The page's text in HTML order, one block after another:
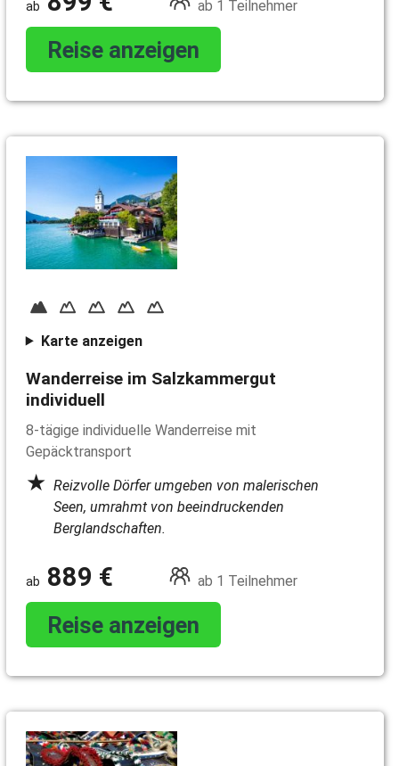
ab 1 Teilnehmer
Reise anzeigen
Karte anzeigen
Wanderreise im Salzkammergut
individuell
8-tägige individuelle Wanderreise mit
Gepäcktransport
Reizvolle Dörfer umgeben von malerischen
Seen, umrahmt von beeindruckenden
Berglandschaften.
889 € ab 1 Teilnehmer
Reise anzeigen